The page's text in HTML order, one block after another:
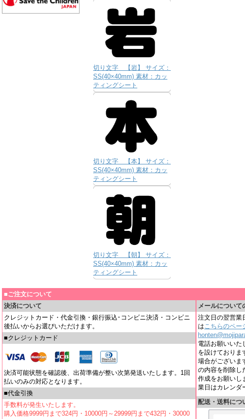
切り文字 【岩】 サイズ：
SS(40×40mm) 素材：カッ
ティングシート
切り文字 【本】 サイズ：
SS(40×40mm) 素材：カッ
ティングシート
切り文字 【朝】 サイズ：
SS(40×40mm) 素材：カッ
ティングシート
■ご注文について
決済について
クレジットカード・代金引換・銀行振込･コンビニ決済・コンビニ
後払いからお選びいただけます。
■クレジットカード
決済可能状態を確認後、出荷準備が整い次第発送いたします。1回
払いのみの対応となります。
■代金引換
手数料が発生いたします。
購入価格9999円まで324円・10000円～29999円まで432円・30000
メールについて
注文日の翌営業
はこちらのペー
電話お願いいた
を設けておりま
場合がございま
の内容を削除し
作成をお願いし
業日はカレンダ
配送・送料につ